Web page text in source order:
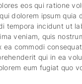
eos qui ratione
dolorem ipsum
tempora incidunt ut
veniam, quis
ea commodi
qui in ea
eum fugiat quo